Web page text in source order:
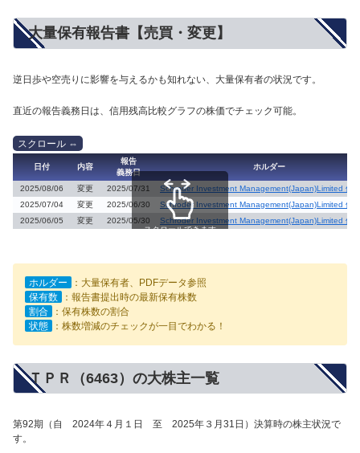
大量保有報告書【売買・変更】
逆日歩や空売りに影響を与えるかも知れない、大量保有者の状況です。
直近の報告義務日は、信用残高比較グラフの株価でチェック可能。
日付 内容
報告
義務日
ホルダー
2025/08/06 変更 2025/07/31
Schroder Investment Management(Japan)Limited 他
2025/07/04
変更 2025/06/30
Schroder Investment Management(Japan)Limited 他
2025/06/05
変更 2025/05/30
Schroder Investment Management(Japan)Limited 他
スクロールできます
ホルダー
：大量保有者、PDFデータ参照
保有数
：報告書提出時の最新保有株数
割合
：保有株数の割合
状態
：株数増減のチェックが一目でわかる！
ＴＰＲ（6463）の大株主一覧
第92期（自 2024年４月１日 至 2025年３月31日）決算時の株主状況で
す。